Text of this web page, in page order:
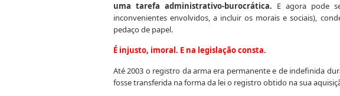
uma tarefa administrativo-burocrática. E agora pode
inconvenientes envolvidos, a incluir os morais e sociais),
pedaço de papel.
É injusto, imoral. E na legislação consta.
Até 2003 o registro da arma era permanente e de indefinida
fosse transferida na forma da lei o registro obtido na sua